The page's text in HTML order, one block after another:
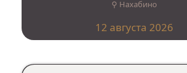
⚲ Нахабино
12 августа 2026